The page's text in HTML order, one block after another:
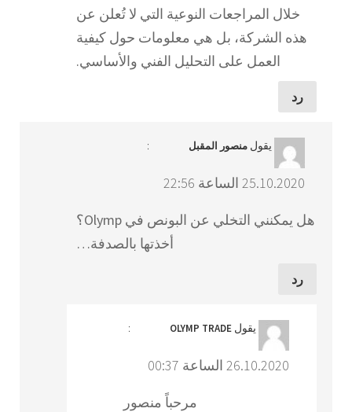
خلال المراجعات النوعية التي لا تُعلن عن
هذه الشركة، بل هي معلومات حول كيفية
العمل على التحليل الفني والأساسي.
رد
يقول منصور المقبل :
25.10.2020 الساعة 22:56
هل يمكنني التخلي عن البونص في Olymp؟
أخذتها بالصدفة…
رد
يقول OLYMP TRADE
:
26.10.2020 الساعة 00:37
مرحباً منصور